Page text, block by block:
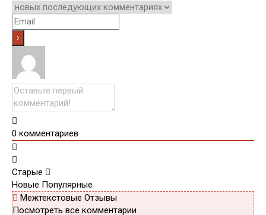
0 комментариев
Старые
Новые Популярные
Межтекстовые Отзывы
Посмотреть все комментарии